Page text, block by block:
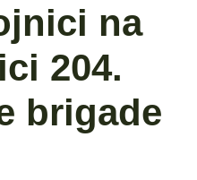
na
204.
brigade